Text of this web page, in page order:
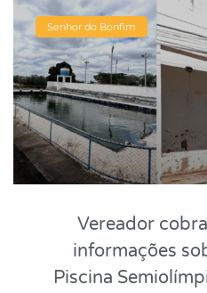
Senhor do Bonfim
Vereador
informações
Piscina